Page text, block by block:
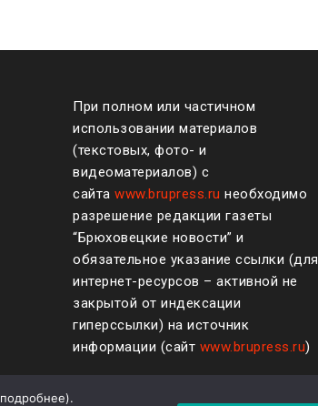
При полном или частичном
использовании материалов
(текстовых, фото- и
видеоматериалов) с
сайта www.brupress.ru необходимо
разрешение редакции газеты
“Брюховецкие новости” и
обязательное указание ссылки (для
интернет-ресурсов – активной не
закрытой от индексации
гиперссылки) на источник
информации (сайт www.brupress.ru)
подробнее).